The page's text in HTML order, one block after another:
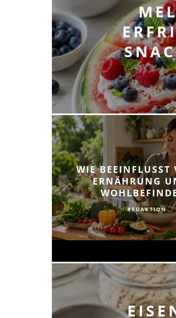
WIE BEEINFLUSST
ERNÄHRUNG
REDAKTION